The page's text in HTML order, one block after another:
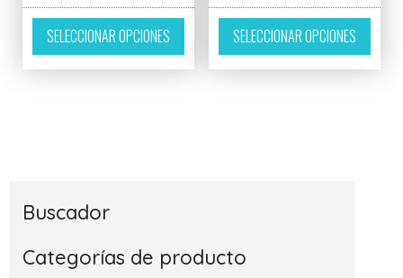
SELECCIONAR OPCIONES
Este producto tiene múltiples variantes.
SELECCIONAR OPCIONES
Este
Buscador
Categorías de producto